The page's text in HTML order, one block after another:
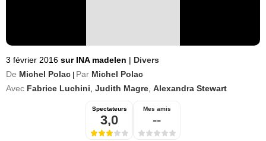
3 février 2016 sur INA madelen | Divers
De Michel Polac Par Michel Polac
Avec Fabrice Luchini Judith Magre Alexandra Stewart
Spectateurs
3,0
Mes amis
--